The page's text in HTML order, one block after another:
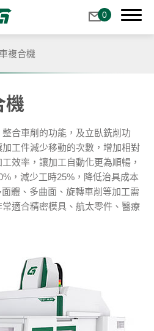
0
複合機
機
合車削的功能，及立臥銑削功
工件減少移動的次數，增加相對
效率，讓加工自動化更為順暢，
，減少工時25%，降低治具成本
體、多曲面、旋轉車削等加工需
適合精密模具、航太零件、醫療